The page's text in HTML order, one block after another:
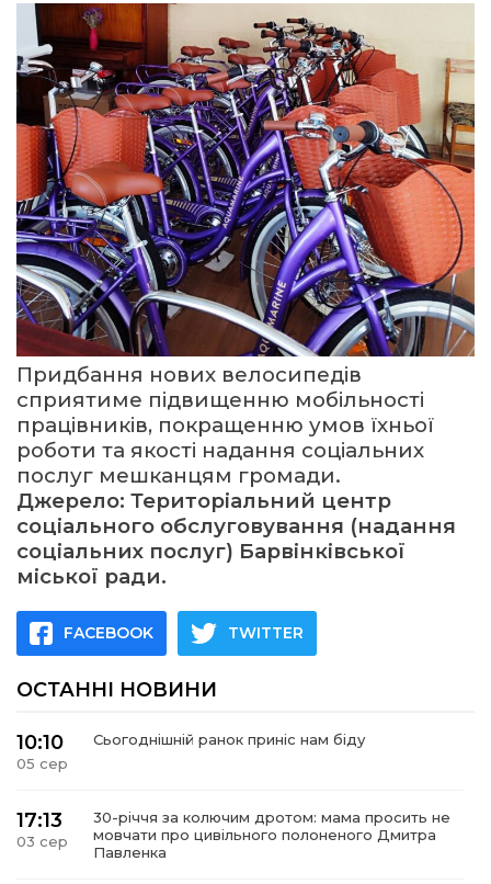
Придбання нових велосипедів
сприятиме підвищенню мобільності
працівників, покращенню умов їхньої
роботи та якості надання соціальних
послуг мешканцям громади.
Джерело: Територіальний центр
соціального обслуговування (надання
соціальних послуг) Барвінківської
міської ради.
FACEBOOK TWITTER
ОСТАННІ НОВИНИ
10:10
05 сер
Сьогоднішній ранок приніс нам біду
17:13
03 сер
30-річчя за колючим дротом: мама просить не
мовчати про цивільного полоненого Дмитра
Павленка